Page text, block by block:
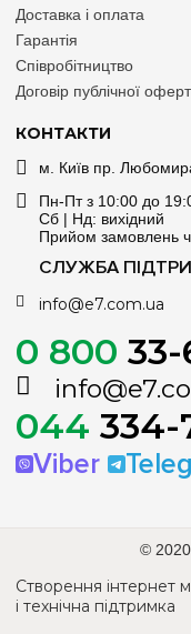
КОНТАКТИ
м. Київ пр.
Пн-Пт з 10:00 до
Сб | Нд: вихідний
Прийом замовлень
СЛУЖБА
info@e7.com.ua
0 800
044 334-
Viber
Доставка і оплата
Гарантія
Співробітництво
Договір публічної
©
Створення інтернет
і технічна підтримка